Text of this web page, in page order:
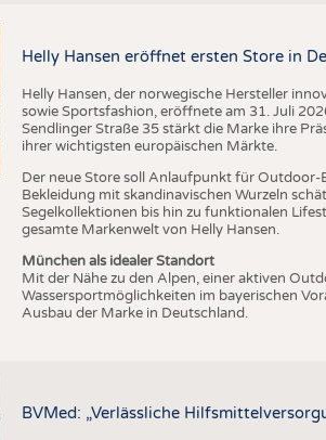
DTV AUSSCHREIBUNGSDIENST
TERMINE
BRANCHENTERMINE
Helly Hansen eröffnet ersten Store in
Helly Hansen, der norwegische Hersteller
sowie Sportsfashion, eröffnete am 31. Juli
Sendlinger Straße 35 stärkt die Marke ihre
ihrer wichtigsten europäischen Märkte.
Der neue Store soll Anlaufpunkt für Outdoor-
Bekleidung mit skandinavischen Wurzeln
Segelkollektionen bis hin zu funktionalen
gesamte Markenwelt von Helly Hansen.
München als idealer Standort
Mit der Nähe zu den Alpen, einer aktiven
Wassersportmöglichkeiten im bayerischen
Ausbau der Marke in Deutschland.
BVMed: „Verlässliche